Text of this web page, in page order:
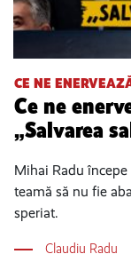
CE NE
Ce ne
„Salvarea
Mihai Radu începe
teamă să nu fie
speriat.
Claudiu Radu